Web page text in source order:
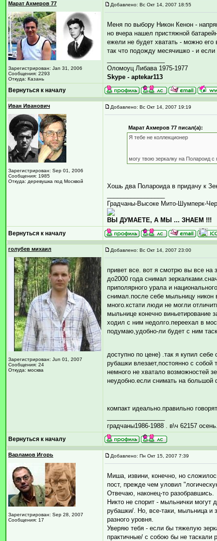
Марат Ахмеров 77
Зарегистрирован: Jan 31, 2006
Сообщения: 2293
Откуда: Казань
Добавлено: Вс Окт 14, 2007 18:55
Меня по выбору Никон Кенон -
но вчера нашел пристяжной
ежели не будет хватать - можно его
так что подожду месячишко - и
Оломоуц Либава 1975-1977
Skype - aptekar113
Вернуться к началу
Иван Иванович
Зарегистрирован: Sep 01, 2006
Сообщения: 1985
Откуда: деревушка под Москвой
Добавлено: Вс Окт 14, 2007 19:19
Марат Ахмеров 77 писал(а):
Я тебе не коллекционер
могу твою зеркалку на Полароид
Хошь два Полароида в придачу к
Градчаны-Высоке Мито-Шумперк-
ВЫ ДУМАЕТЕ, А МЫ ... ЗНАЕМ !!!
Вернуться к началу
голубев михаил
Зарегистрирован: Jun 01, 2007
Сообщения: 24
Откуда: москва
Добавлено: Вс Окт 14, 2007 23:00
привет все. вот я смотрю вы все на
до2000 года снимал
приполярного урала и
снимал.после себе мыльницу
много.кстати люди не могли
мыльнице конечно виньетирование
ходил с ним недолго.переехал в
подумаю,удобно-ли будет с ним
доступно по цене) .так я купил
рубашки влезает,постоянно с
немного не хватало возможностей
неудобно.если снимать на
компакт идеально.правильно
градчаны1986-1988 . в\ч 62157
Вернуться к началу
Варламов Игорь
Зарегистрирован: Sep 28, 2007
Сообщения: 17
Добавлено: Пн Окт 15, 2007 7:39
Миша, извини, конечно, но
пост, прежде чем уловил
Отвечаю, наконец-то разобравшись.
Никто не спорит - мыльнички могут
рубашки/. Но, все-таки, мыльница и
разного уровня.
Уверяю тебя - если бы тяжелую
практичные/ с собою бы не таскали